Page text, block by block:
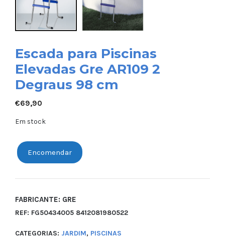
Escada para Piscinas
Elevadas Gre AR109 2
Degraus 98 cm
€69,90
Em stock
Encomendar
FABRICANTE: GRE
REF: FG50434005 8412081980522
CATEGORIAS: JARDIM, PISCINAS